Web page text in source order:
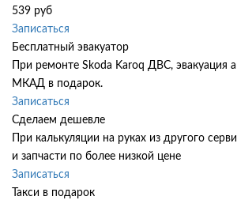
539 руб
Записаться
Бесплатный эвакуатор
При ремонте Skoda Karoq ДВС, эвакуация
МКАД в подарок.
Записаться
Сделаем дешевле
При калькуляции на руках из другого
и запчасти по более низкой цене
Записаться
Такси в подарок